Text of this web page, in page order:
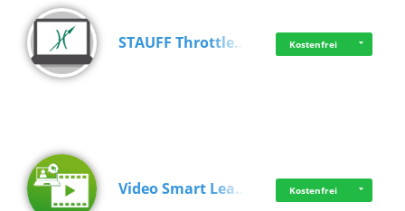
STAUFF Throttle… Kostenfrei
Video Smart Lea… Kostenfrei